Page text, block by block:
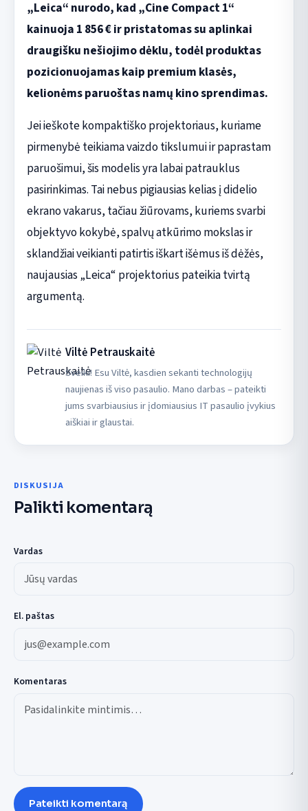
„Leica“ nurodo, kad „Cine Compact 1“
kainuoja 1 856 € ir pristatomas su aplinkai
draugišku nešiojimo dėklu, todėl produktas
pozicionuojamas kaip premium klasės,
kelionėms paruoštas namų kino sprendimas.
Jei ieškote kompaktiško projektoriaus, kuriame
pirmenybė teikiama vaizdo tikslumui ir paprastam
paruošimui, šis modelis yra labai patrauklus
pasirinkimas. Tai nebus pigiausias kelias į didelio
ekrano vakarus, tačiau žiūrovams, kuriems svarbi
objektyvo kokybė, spalvų atkūrimo mokslas ir
sklandžiai veikianti patirtis iškart išėmus iš dėžės,
naujausias „Leica“ projektorius pateikia tvirtą
argumentą.
Viltė Petrauskaitė
Sveiki! Esu Viltė, kasdien sekanti technologijų
naujienas iš viso pasaulio. Mano darbas – pateikti
jums svarbiausius ir įdomiausius IT pasaulio įvykius
aiškiai ir glaustai.
DISKUSIJA
Palikti komentarą
Vardas
El. paštas
Komentaras
Pateikti komentarą